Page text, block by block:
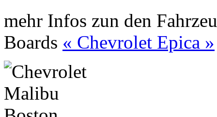
mehr Infos zun den
Boards « Chevrolet Epica »